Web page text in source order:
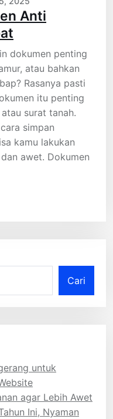
Anti
dokumen penting
atau bahkan
Rasanya pasti
itu penting
surat tanah.
simpan
kamu lakukan
awet. Dokumen
Cari
untuk
agar Lebih Awet
Ini, Nyaman